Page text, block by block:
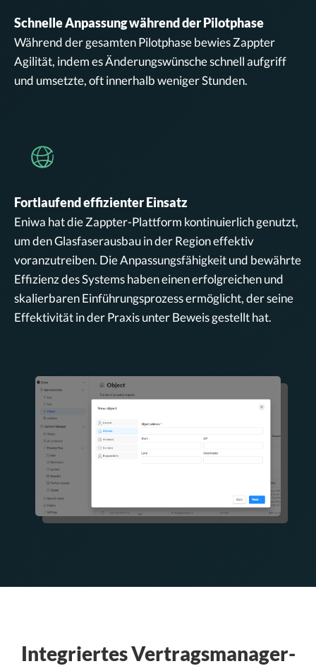
Schnelle Anpassung während der Pilotphase
Während der gesamten Pilotphase bewies Zappter
Agilität, indem es Änderungswünsche schnell aufgriff
und umsetzte, oft innerhalb weniger Stunden.
Fortlaufend effizienter Einsatz
Eniwa hat die Zappter-Plattform kontinuierlich genutzt,
um den Glasfaserausbau in der Region effektiv
voranzutreiben. Die Anpassungsfähigkeit und bewährte
Effizienz des Systems haben einen erfolgreichen und
skalierbaren Einführungsprozess ermöglicht, der seine
Effektivität in der Praxis unter Beweis gestellt hat.
Integriertes Vertragsmanager-